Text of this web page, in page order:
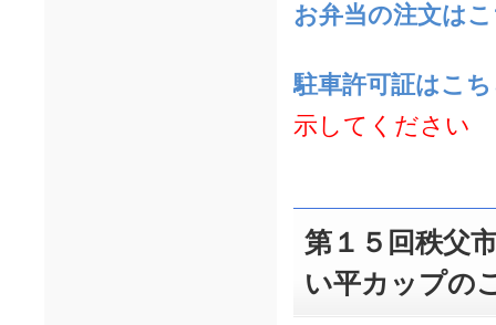
お弁当の注文は
駐車許可証はこ
示してください
第１５回秩父
い平カップの